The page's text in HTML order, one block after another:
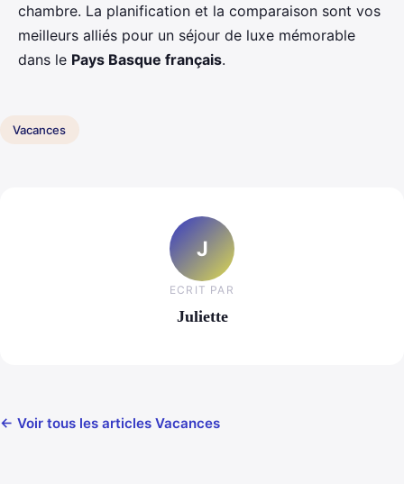
chambre. La planification et la comparaison sont vos
meilleurs alliés pour un séjour de luxe mémorable
dans le Pays Basque français.
Vacances
J
ECRIT PAR
Juliette
← Voir tous les articles Vacances